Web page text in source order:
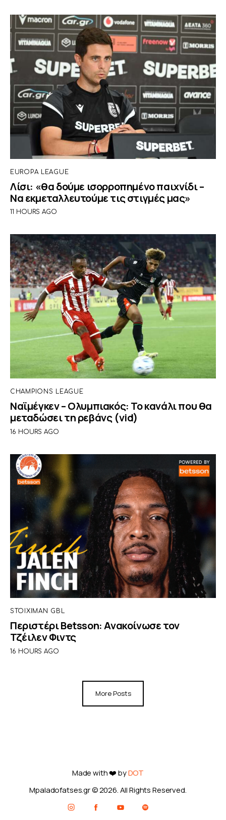
EUROPA LEAGUE
Λίσι: «θα δούμε ισορροπημένο παιχνίδι –
Να εκμεταλλευτούμε τις στιγμές μας»
11 HOURS AGO
CHAMPIONS LEAGUE
Ναϊμέγκεν – Ολυμπιακός: Το κανάλι που θα
μεταδώσει τη ρεβάνς (vid)
16 HOURS AGO
STOIXIMAN GBL
Περιστέρι Betsson: Ανακοίνωσε τον
Τζέιλεν Φιντς
16 HOURS AGO
More Posts
Made with ❤️ byDOT
Mpaladofatses.gr © 2026. All Rights Reserved.